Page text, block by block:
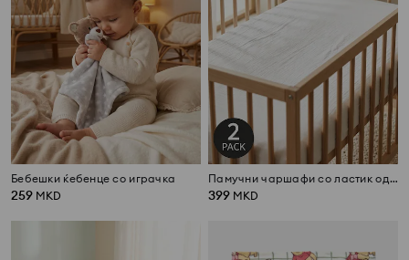
Бебешки ќебенце со играчка
259 MKD
Памучни чаршафи со ластик од издржлива ткаенина сет 2 парчиња
399 MKD